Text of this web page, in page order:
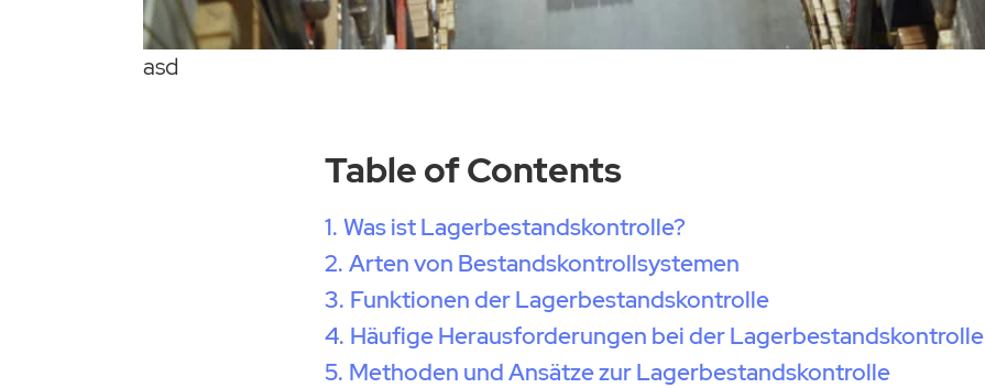
asd
Table of Contents
Was ist Lagerbestandskontrolle?
Arten von Bestandskontrollsystemen
Funktionen der Lagerbestandskontrolle
Häufige Herausforderungen bei der Lagerbestandskontrolle
Methoden und Ansätze zur Lagerbestandskontrolle